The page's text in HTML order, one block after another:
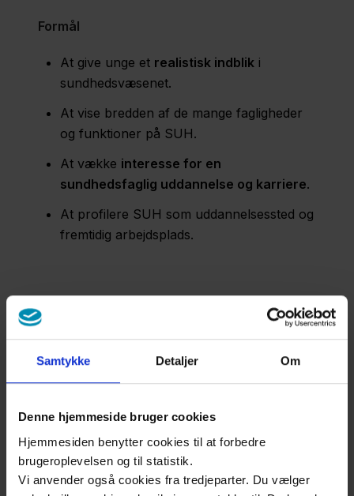
Samtykke Detaljer Om
Denne hjemmeside bruger cookies
Hjemmesiden benytter cookies til at forbedre
brugeroplevelsen og til statistik.
Vi anvender også cookies fra tredjeparter. Du vælger
Formål
At give unge et realistisk indblik i
sundhedsvæsenet.
At vise bredden af de mange fagligheder
og funktioner på SUH.
At vække interesse for en
sundhedsfaglig uddannelse og karriere.
At profilere SUH som uddannelsessted og
fremtidig arbejdsplads.
Praktikken varer3 dageog tilbydes to
gange årligt
uge 10 og uge 41
forskellige fagområder.
Elever skal værefyldt 15 årved opstart.
Praktikken er ulønnet